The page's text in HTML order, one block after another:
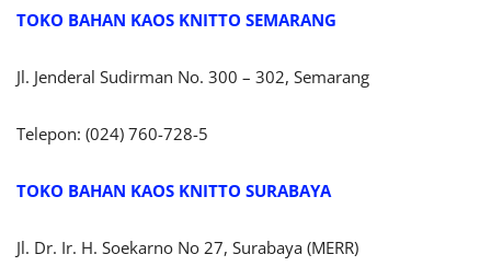
TOKO BAHAN KAOS KNITTO SEMARANG
Jl. Jenderal Sudirman No. 300 – 302, Semarang
Telepon: (024) 760-728-5
TOKO BAHAN KAOS KNITTO SURABAYA
Jl. Dr. Ir. H. Soekarno No 27, Surabaya (MERR)